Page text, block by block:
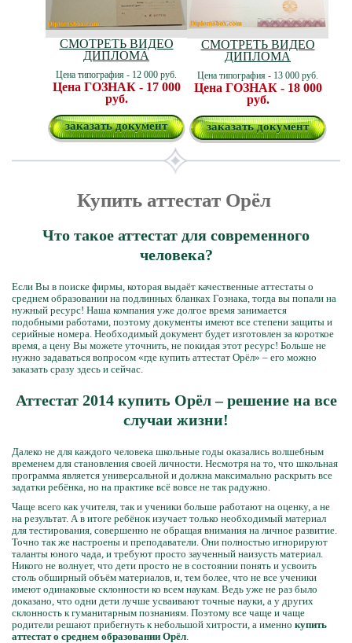
СМОТРЕТЬ ВИДЕО
ДИПЛОМА
Цена типография - 12 000 руб.
Цена ГОЗНАК - 17 000
руб.
заказать документ
СМОТРЕТЬ ВИДЕО
ДИПЛОМА
Цена типография - 13 000 руб.
Цена ГОЗНАК - 18 000
руб.
заказать документ
Купить аттестат Орёл
Что такое аттестат для современного
человека?
Если Вы в поиске фирмы, которая выдаёт качественные аттестаты о
среднем образовании на подлинных бланках Гознака, тогда вы попали на
нужный ресурс! Наша компания уже долгое время занимается
подобными работами, поэтому документы имеют все степени защиты и
серийные номера. Необходимый документ будет изготовлен за короткое
время, а цену Вы можете уточнить, не покидая этот ресурс! Больше не
нужно задаваться вопросом «где купить аттестат Орёл» – его можно
заказать сразу здесь и сейчас.
Аттестат 2014 купить Орёл – решение на все
случаи жизни!
Далеко не для каждого человека школьные годы оказались волшебным
временем для становления своей личности. Несмотря на то, что школьная
программа является универсальной и должна максимально раскрыть все
задатки ребёнка, но на практике всё вовсе не так радужно.
Чаще всего как учителя, так и ученики больше работают на оценку, а не
на результат. А в итоге ребёнок изучает только необходимый материал
для тестирования, совершенно не обращая внимания на личное развитие.
Точно так же настроены и преподаватели. Они полностью игнорируют
таланты юного чада, и требуют просто заученный наизусть материал.
Никого не волнует, что дети просто не в состоянии понять и усвоить
столь обширный объём материалов, и, тем более, что не все ученики
имеют одинаковые склонности ко всем наукам. Ведь уже не раз было
доказано, что одни дети лучше усваивают точные науки, а у других
склонность к гуманитарным познаниям. Поэтому все чаще и чаще
родители решают прибегнуть к небольшой хитрости, а именно купить
аттестат о среднем образовании Орёл.